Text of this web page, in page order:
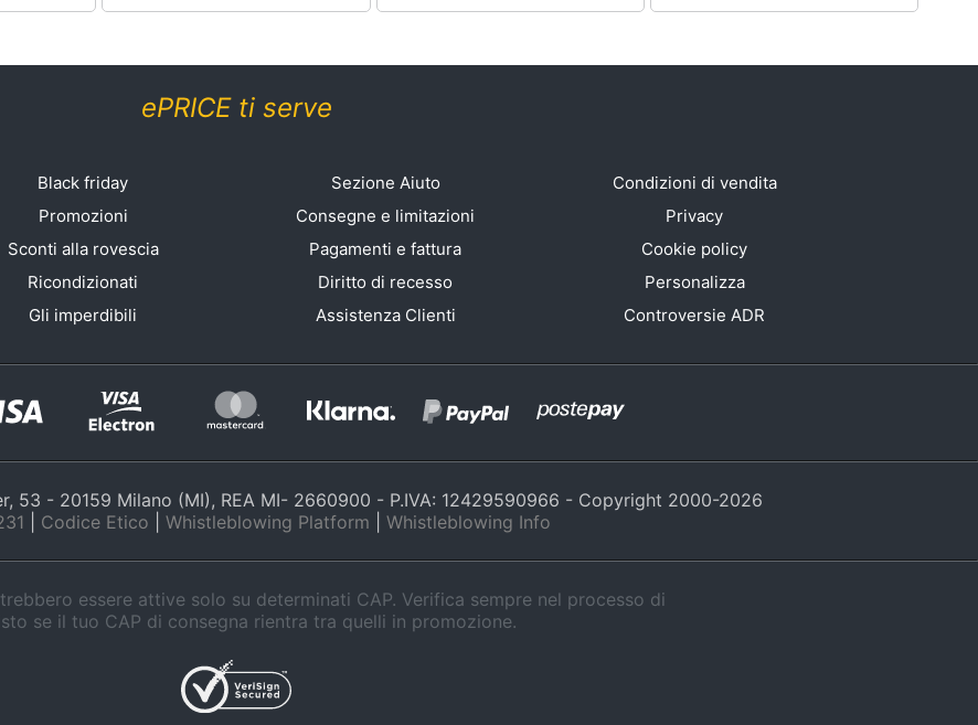
ePRICE ti serve
Black friday
Promozioni
Sconti alla rovescia
Ricondizionati
Gli imperdibili
Sezione Aiuto
Consegne e limitazioni
Pagamenti e fattura
Diritto di recesso
Assistenza Clienti
Condizioni di vendita
Privacy
Cookie policy
Personalizza
Controversie ADR
53 - 20159 Milano (MI), REA MI- 2660900 - P.IVA: 12429590966 - Copyright 2000-2026
Codice Etico Whistleblowing Platform Whistleblowing Info
essere attive solo su determinati CAP. Verifica sempre nel processo di
se il tuo CAP di consegna rientra tra quelli in promozione.